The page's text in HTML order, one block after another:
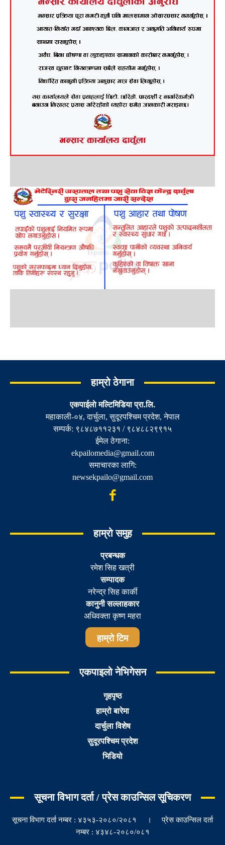
हाम्रो ठेगाना
एकपाईलाे मल्टिमिडिया प्रा.लि.
महाकाली-०४, दार्चुला, सुदूरपश्चिम प्रदेश, नेपाल
सम्पर्क: ९८४८७११२३१ / ९८४८८२९९१५
ईमेल ठेगाना:
ekpailomedia@gmail.com
समाचारका लागि:
newsekpailo@gmail.com
हाम्रो समुह
प्रबन्धक
रमेश सिह खत्री
सम्पादक
नरेन्द्र सिह कार्की
कानुनी सल्लाहकार
अधिवक्ता कृष्ण महरा
हाम्रो टिम
एकपाइलो नेभिगेसन
गृहपृष्ठ
हाम्रो बारेमा
दार्चुला विशेष
सुदूरपश्चिम प्रदेश
भिडियो
सूचना विभाग दर्ता / प्रेस काउन्सिल सूचिकरण
सूचना विभाग दर्ता नम्बर : ४३५३-२०८०/२०८१ । प्रेस काउन्सिल दर्ता
नम्बर : ४३४८-२०८०/०८१